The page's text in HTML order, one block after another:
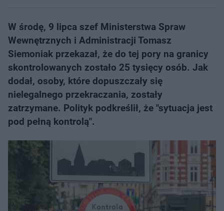
W środę, 9 lipca szef Ministerstwa Spraw
Wewnętrznych i Administracji Tomasz
Siemoniak przekazał, że do tej pory na granicy
skontrolowanych zostało 25 tysięcy osób. Jak
dodał, osoby, które dopuszczały się
nielegalnego przekraczania, zostały
zatrzymane. Polityk podkreślił, że "sytuacja jest
pod pełną kontrolą".